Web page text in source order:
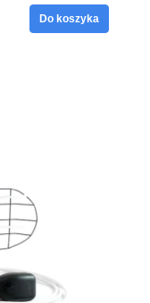
Do koszyka